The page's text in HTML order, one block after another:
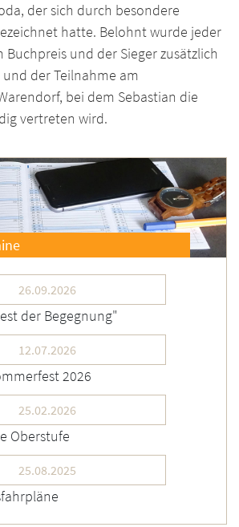
der sich durch besondere
hatte. Belohnt wurde jeder
und der Sieger zusätzlich
der Teilnahme am
bei dem Sebastian die
vertreten wird.
26.09.2026
der Begegnung"
12.07.2026
2026
25.02.2026
Oberstufe
25.08.2025